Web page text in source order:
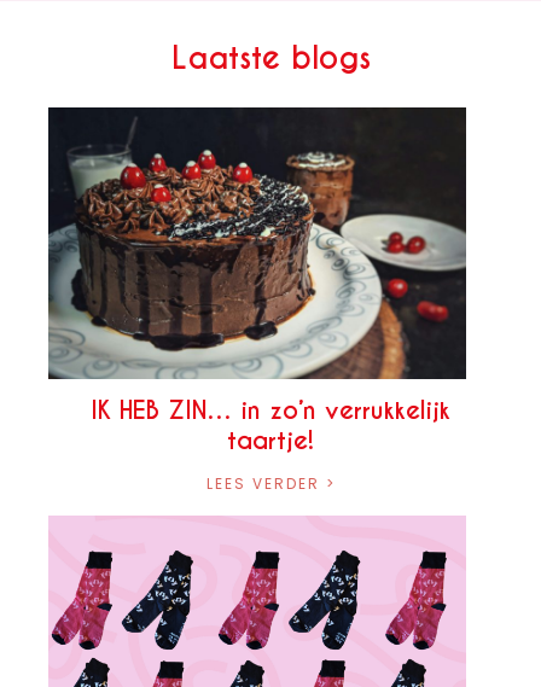
Laatste blogs
IK HEB ZIN… in zo’n verrukkelijk
taartje!
LEES VERDER >